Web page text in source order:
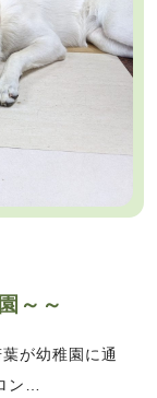
～～
が幼稚園に通
ン…